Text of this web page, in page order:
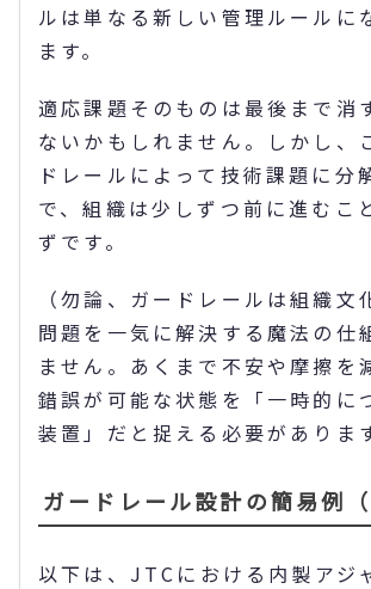
ルは単なる新しい管理ルールに
ます。
適応課題そのものは最後まで消
ないかもしれません。しかし、
ドレールによって技術課題に分
で、組織は少しずつ前に進むこ
ずです。
（勿論、ガードレールは組織文
問題を一気に解決する魔法の仕
ません。あくまで不安や摩擦を
錯誤が可能な状態を「一時的に
装置」だと捉える必要がありま
ガードレール設計の簡易例（
以下は、JTCにおける内製アジ